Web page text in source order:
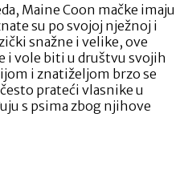
Maine Coon mačke imaju
su po svojoj nježnoj i
snažne i velike, ove
i vole biti u društvu svojih
i znatiželjom brzo se
prateći vlasnike u
s psima zbog njihove